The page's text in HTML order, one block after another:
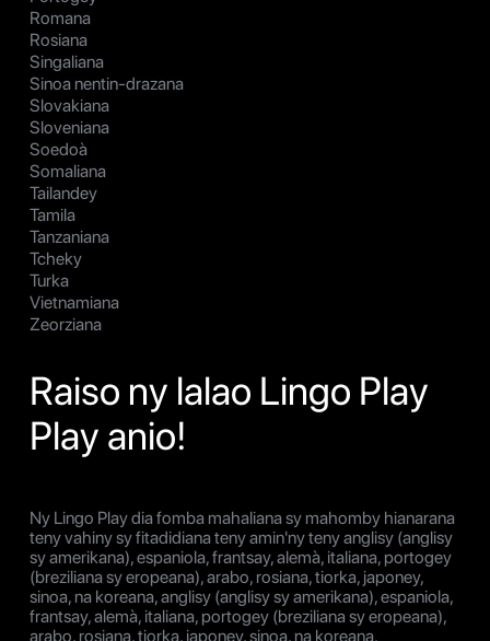
Romana
Rosiana
Singaliana
Sinoa nentin-drazana
Slovakiana
Sloveniana
Soedoà
Somaliana
Tailandey
Tamila
Tanzaniana
Tcheky
Turka
Vietnamiana
Zeorziana
Raiso ny lalao Lingo Play
Play anio!
Ny Lingo Play dia fomba mahaliana sy mahomby hianarana
teny vahiny sy fitadidiana teny amin'ny teny anglisy (anglisy
sy amerikana), espaniola, frantsay, alemà, italiana, portogey
(breziliana sy eropeana), arabo, rosiana, tiorka, japoney,
sinoa, na koreana, anglisy (anglisy sy amerikana), espaniola,
frantsay, alemà, italiana, portogey (breziliana sy eropeana),
arabo, rosiana, tiorka, japoney, sinoa, na koreana.